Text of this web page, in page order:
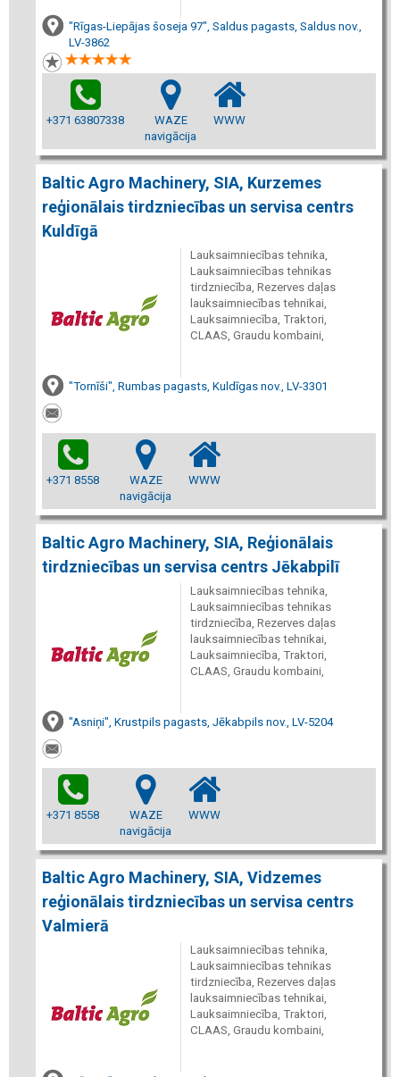
"Rīgas-Liepājas šoseja 97", Saldus pagasts, Saldus nov.,
LV-3862
+371 63807338
WAZE
navigācija
WWW
Baltic Agro Machinery, SIA, Kurzemes
reģionālais tirdzniecības un servisa centrs
Kuldīgā
Lauksaimniecības tehnika,
Lauksaimniecības tehnikas
tirdzniecība, Rezerves daļas
lauksaimniecības tehnikai,
Lauksaimniecība, Traktori,
CLAAS, Graudu kombaini,
"Tornīši", Rumbas pagasts, Kuldīgas nov., LV-3301
+371 8558
WAZE
navigācija
WWW
Baltic Agro Machinery, SIA, Reģionālais
tirdzniecības un servisa centrs Jēkabpilī
Lauksaimniecības tehnika,
Lauksaimniecības tehnikas
tirdzniecība, Rezerves daļas
lauksaimniecības tehnikai,
Lauksaimniecība, Traktori,
CLAAS, Graudu kombaini,
"Asniņi", Krustpils pagasts, Jēkabpils nov., LV-5204
+371 8558
WAZE
navigācija
WWW
Baltic Agro Machinery, SIA, Vidzemes
reģionālais tirdzniecības un servisa centrs
Valmierā
Lauksaimniecības tehnika,
Lauksaimniecības tehnikas
tirdzniecība, Rezerves daļas
lauksaimniecības tehnikai,
Lauksaimniecība, Traktori,
CLAAS, Graudu kombaini,